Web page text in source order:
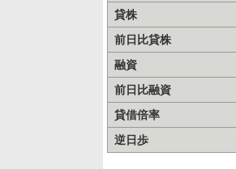
貸株
前日比貸株
融資
前日比融資
貸借倍率
逆日歩